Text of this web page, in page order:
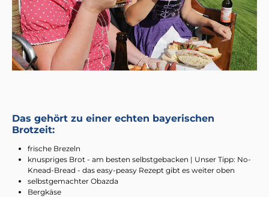
Das gehört zu einer echten bayerischen
Brotzeit:
frische Brezeln
knuspriges Brot - am besten selbstgebacken | Unser Tipp: No-
Knead-Bread - das easy-peasy Rezept gibt es weiter oben
selbstgemachter Obazda
Bergkäse